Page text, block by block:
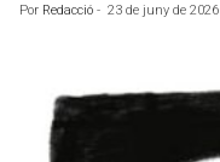
Por Redacció - 23 de juny de 2026